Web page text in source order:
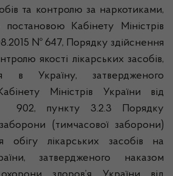
та контролю за наркотиками,
постановою Кабінету Міністрів
№ 647, Порядку здійснення
якості лікарських засобів,
в Україну, затвердженого
Міністрів України від
902, пункту 3.2.3 Порядку
(тимчасової заборони)
обігу лікарських засобів на
затвердженого наказом